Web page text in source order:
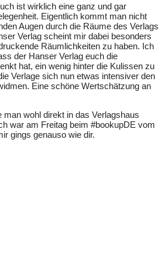
ist wirklich eine ganz und gar
Eigentlich kommt man nicht
Augen durch die Räume des Verlags
Verlag scheint mir dabei besonders
Räumlichkeiten zu haben. Ich
der Hanser Verlag euch die
hat, ein wenig hinter die Kulissen zu
Verlage sich nun etwas intensiver den
Eine schöne Wertschätzung an
man wohl direkt in das Verlagshaus
war am Freitag beim #bookupDE vom
gings genauso wie dir.